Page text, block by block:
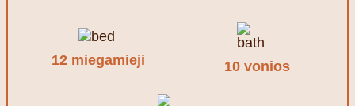
12 miegamieji 10 vonios